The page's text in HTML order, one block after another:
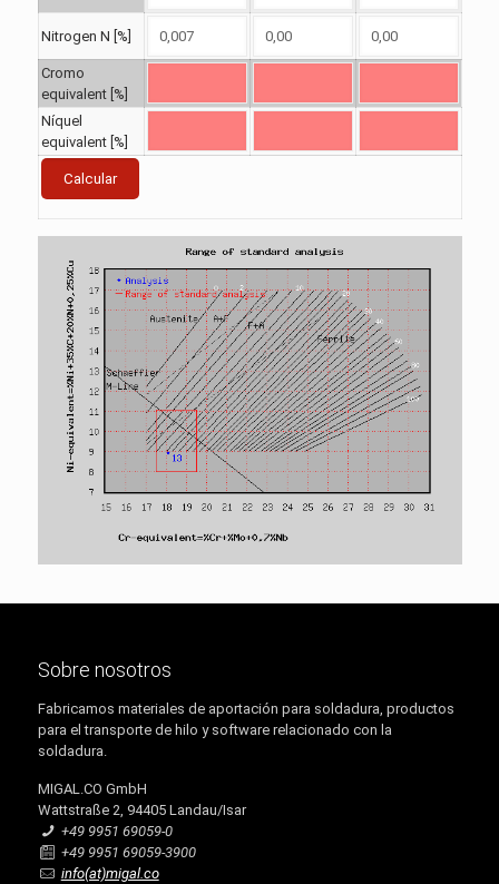
Nitrogen N [%]
Cromo
equivalent [%]
Níquel
equivalent [%]
Sobre nosotros
Fabricamos materiales de aportación para soldadura, productos
para el transporte de hilo y software relacionado con la
soldadura.
MIGAL.CO GmbH
Wattstraße 2, 94405 Landau/Isar
+49 9951 69059-0
+49 9951 69059-3900
info(at)migal.co